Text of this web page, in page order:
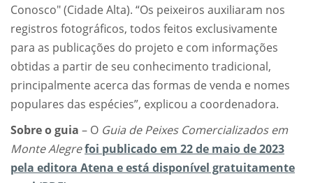
Conosco" (Cidade Alta). “Os peixeiros auxiliaram nos
registros fotográficos, todos feitos exclusivamente
para as publicações do projeto e com informações
obtidas a partir de seu conhecimento tradicional,
principalmente acerca das formas de venda e nomes
populares das espécies”, explicou a coordenadora.
Sobre o guia – O Guia de Peixes Comercializados em
Monte Alegrefoi publicado em 22 de maio de 2023
pela editora Atena e está disponível gratuitamente